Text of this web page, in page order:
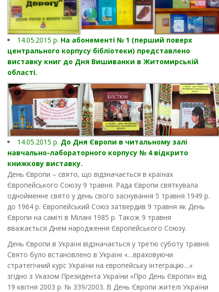
14.05.2015 р. На абонементі № 1 (перший поверх
центрального корпусу бібліотеки) представлено
виставку книг до Дня Вишиванки в Житомирській
області.
14.05.2015 р. До Дня Європи в читальному залі
навчально-лабораторного корпусу № 4 відкрито
книжкову виставку.
День Європи – свято, що відзначається в країнах
Європейського Союзу 9 травня. Рада Європи святкувала
однойменне свято у день свого заснування 5 травня 1949 р.
до 1964 р. Європейський Союз затвердив 9 травня як День
Європи на саміті в Мілані 1985 р. Також 9 травня
вважається Днем народження Європейського Союзу.
День Європи в Україні відзначається у третю суботу травня.
Свято було встановлено в Україні «…враховуючи
стратегічний курс України на європейську інтеграцію…»
згідно з Указом Президента України «Про День Європи» від
19 квітня 2003 р. № 339/2003. В День Європи жителі України